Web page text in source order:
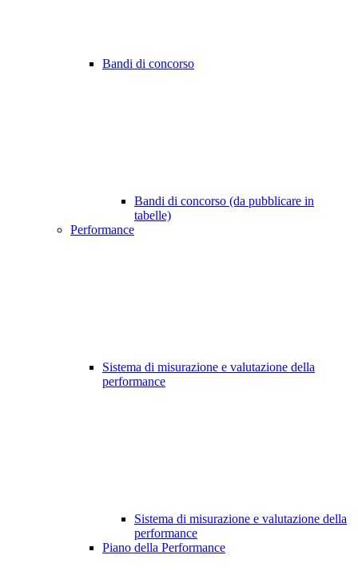
Bandi di concorso
Bandi di concorso (da pubblicare in
tabelle)
Performance
Sistema di misurazione e valutazione della
performance
Sistema di misurazione e valutazione della
performance
Piano della Performance